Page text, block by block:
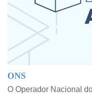
ONS
O Operador Nacional